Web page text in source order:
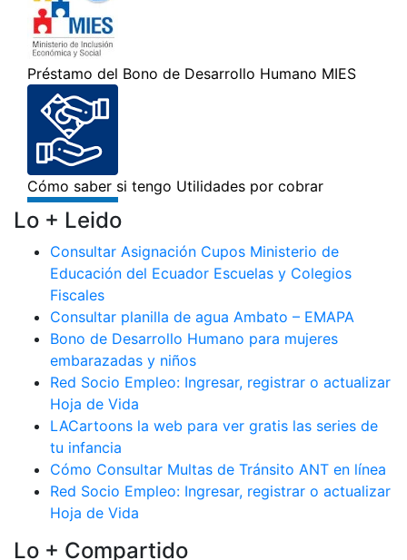
Lo + Leido
Consultar Asignación Cupos Ministerio de
Educación del Ecuador Escuelas y Colegios
Fiscales
Consultar planilla de agua Ambato – EMAPA
Bono de Desarrollo Humano para mujeres
embarazadas y niños
Red Socio Empleo: Ingresar, registrar o actualizar
Hoja de Vida
LACartoons la web para ver gratis las series de
tu infancia
Cómo Consultar Multas de Tránsito ANT en línea
Red Socio Empleo: Ingresar, registrar o actualizar
Hoja de Vida
Lo + Compartido